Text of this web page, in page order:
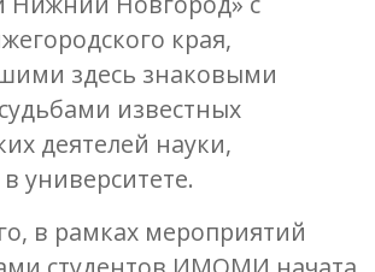
края,
здесь знаковыми
известных
деятелей науки,
университете.
в рамках мероприятий